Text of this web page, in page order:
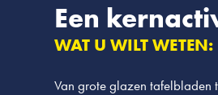
Een
WAT U WILT WETEN:
Van grote glazen tafelbladen